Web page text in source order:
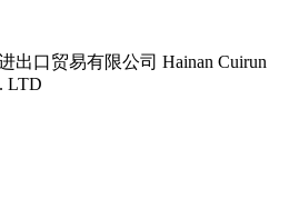
出口贸易有限公司 Hainan Cuirun
LTD